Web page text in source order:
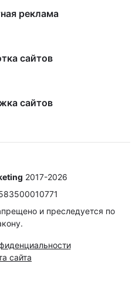
реклама
сайтов
сайтов
2017-2026
и преследуется по
сайта